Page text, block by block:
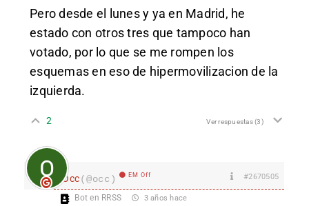
Pero desde el lunes y ya en Madrid, he
estado con otros tres que tampoco han
votado, por lo que se me rompen los
esquemas en eso de hipermovilizacion de la
izquierda.
2 Ver respuestas(3)
Occ(@occ) EM Off #2670505
Bot en RRSS 3 años hace